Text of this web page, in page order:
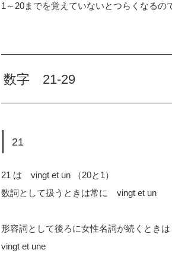
1～20までを覚えていないとつらくなるの
数字 21-29
21
21 は vingt et un （20と1）
数詞として扱うときは常に vingt et un
形容詞として後ろに女性名詞が続くときは
vingt et une